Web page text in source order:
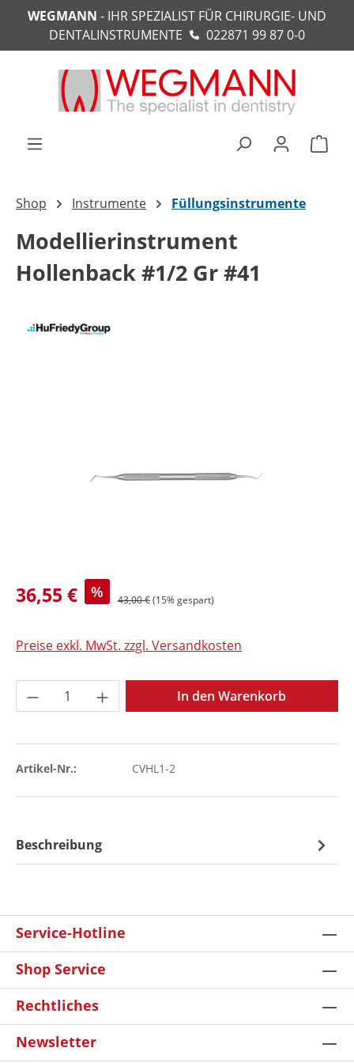
springen
WEGMANN - IHR SPEZIALIST FÜR CHIRURGIE- UND
DENTALINSTRUMENTE
022871 99 87 0-0
Shop Instrumente Füllungsinstrumente
Modellierinstrument
Hollenback #1/2 Gr #41
36,55 € % 43,00 €(15% gespart)
Preise exkl. MwSt. zzgl. Versandkosten
Produkt Anzahl: Gib den gewünschten
In den Warenkorb
Artikel-Nr.: CVHL1-2
Beschreibung
Service-Hotline
Shop Service
Rechtliches
Newsletter